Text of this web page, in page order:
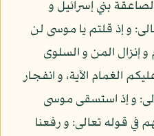
بني إسرائيل و
و إذ قلتم يا موسى لن
و إنزال المن و السلوى
الغمام الآية، و انفجار
و إذ استسقى موسى
في قوله تعالى: و رفعنا